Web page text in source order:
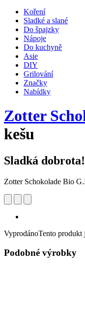
Koření
Sladké a slané
Do špajzky
Nápoje
Do kuchyně
Asie
DIY
Grilování
Značky
Nabídky
Zotter
kešu
Sladká dobrota!
Zotter Schokolade Bio
VyprodánoTento produkt
Podobné výrobky